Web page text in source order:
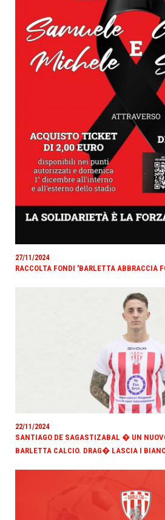
27/11/2024
RACCOLTA FONDI 'BARLETTA ABBRACCIA
22/11/2024
SANTIAGO DE SAGASTIZABAL � UN
BARLETTA CALCIO. DRAG� LASCIA I